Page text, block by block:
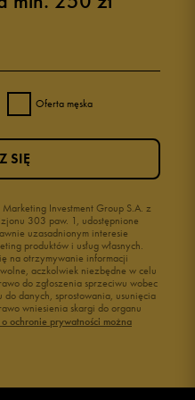
Oferta męska
Investment Group S.A. z
303 paw. 1, udostępnione
uzasadnionym interesie
produktów i usług własnych.
na otrzymywanie informacji
aczkolwiek niezbędne w celu
do zgłoszenia sprzeciwu wobec
danych, sprostowania, usunięcia
wniesienia skargi do organu
o ochronie prywatności można
SIĘ